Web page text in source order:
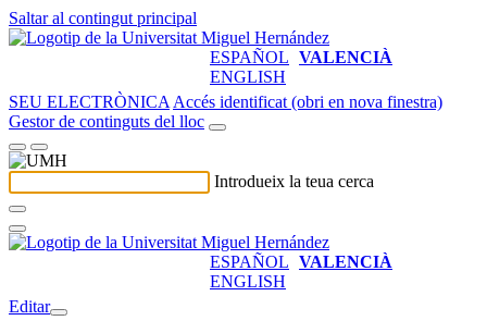
Saltar al contingut principal
ESPAÑOL VALENCIÀ
ENGLISH
SEU ELECTRÒNICA Accés identificat (obri en nova finestra)
Gestor de continguts del lloc
Introdueix la teua cerca
ESPAÑOL VALENCIÀ
ENGLISH
Editar